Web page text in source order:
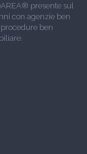
presente sul
con agenzie ben
ben